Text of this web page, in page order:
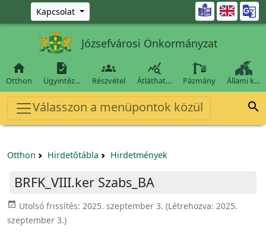
Ugrás a fő tartalomra
Kapcsolat 
Józsefvárosi Önkormányzat

Otthon

Ügyintéz…

Részvétel

Átláthat… Pázmány Állami k…
Válasszon a menüpontok közül 
Otthon Hirdetőtábla Hirdetmények
BRFK_VIII.ker Szabs_BA
event_available Utolsó frissítés: 2025. szeptember 3. (Létrehozva: 2025.
szeptember 3.)